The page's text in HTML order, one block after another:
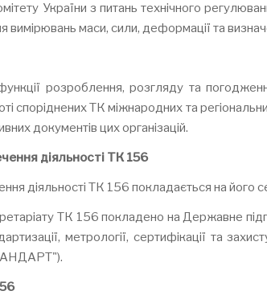
України з питань технічного
маси, сили, деформації та
розроблення, розгляду та
споріднених ТК міжнародних та
документів цих організацій.
діяльності ТК 156
діяльності ТК 156 покладається на його
ТК 156 покладено на Державне
метрології, сертифікації та